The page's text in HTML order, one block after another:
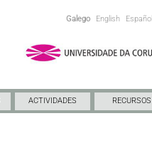
Galego English Español
ACTIVIDADES RECURSOS